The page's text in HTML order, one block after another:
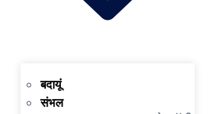
बदायूं
संभल